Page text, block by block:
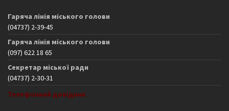
Гаряча лінія міського голови
(04737) 2-39-45
Гаряча лінія міського голови
(097) 622 18 65
Секретар міської ради
(04737) 2-30-31
Телефонний довідник